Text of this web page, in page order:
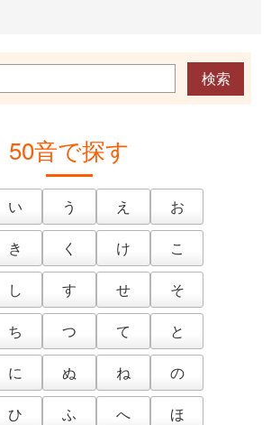
50音で探す
い う え
お
き く け
こ
し す せ
そ
ち つ て
と
に ぬ ね
の
ひ ふ へ
ほ